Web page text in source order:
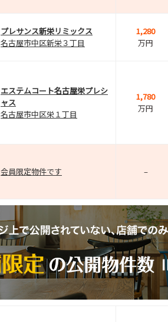
プレサンス新栄リミックス
名古屋市中区新栄３丁目
1,280
万円
エステムコート名古屋栄プレシ
ャス
名古屋市中区栄１丁目
1,780
万円
会員限定物件です
–